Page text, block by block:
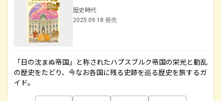
歴史時代
2025.09.18 発売
「日の沈まぬ帝国」と称されたハプスブルク帝国の栄光と動乱
の歴史をたどり、今なお各国に残る史跡を巡る歴史を旅するガ
イド。